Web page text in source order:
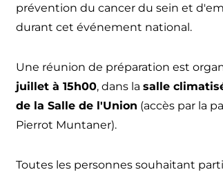
prévention du cancer du sein et
durant cet événement national.
Une réunion de préparation est
juillet à 15h00, dans la salle
de la Salle de l'Union (accès par la
Pierrot Muntaner).
Toutes les personnes souhaitant